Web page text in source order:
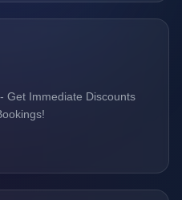
Get Immediate Discounts